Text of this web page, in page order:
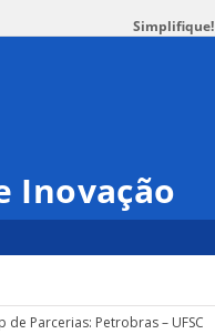
Simplifique!
Inovação
de Parcerias: Petrobras – UFSC